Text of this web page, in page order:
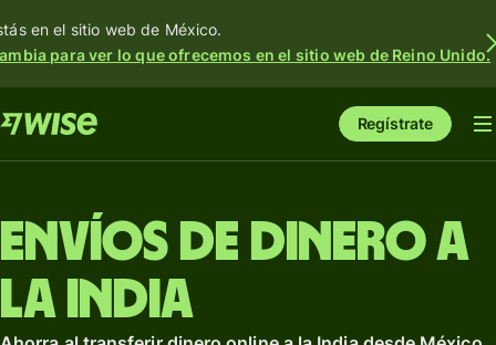
en el sitio web de México.
para ver lo que ofrecemos en el sitio web de Reino Unido.
Regístrate
Envíos de dinero a
la India